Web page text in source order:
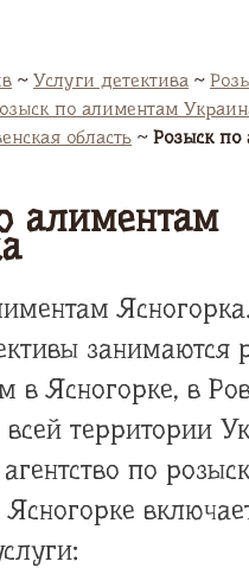
~ Услуги детектива ~
по алиментам
область ~ Розыск по
алиментам
Ясногорка.
занимаются
в Ясногорке, в
всей территории
по